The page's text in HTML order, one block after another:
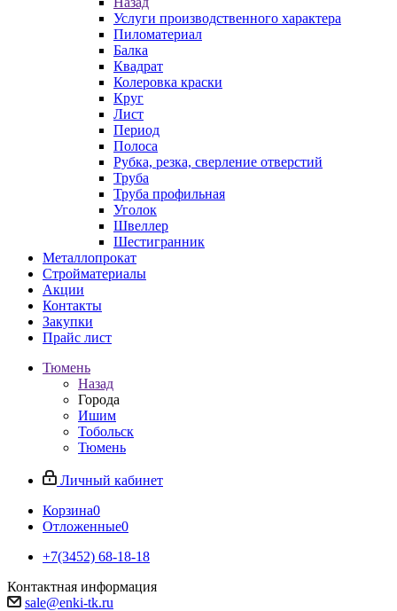
Услуги производственного характера
Пиломатериал
Балка
Квадрат
Колеровка краски
Круг
Лист
Период
Полоса
Рубка, резка, сверление отверстий
Труба
Труба профильная
Уголок
Швеллер
Шестигранник
Металлопрокат
Стройматериалы
Акции
Контакты
Закупки
Прайс лист
Тюмень
Назад
Города
Ишим
Тобольск
Тюмень
Личный кабинет
Корзина0
Отложенные0
+7(3452) 68-18-18
Контактная информация
sale@enki-tk.ru